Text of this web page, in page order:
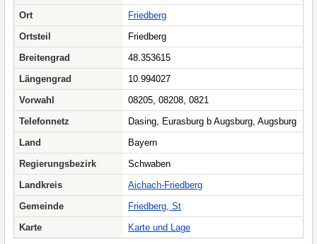
Ort
Friedberg
Ortsteil
Friedberg
Breitengrad
48.353615
Längengrad
10.994027
Vorwahl
08205, 08208, 0821
Telefonnetz
Dasing, Eurasburg b Augsburg, Augsburg
Land
Bayern
Regierungsbezirk
Schwaben
Landkreis
Aichach-Friedberg
Gemeinde
Friedberg, St
Karte
Karte und Lage